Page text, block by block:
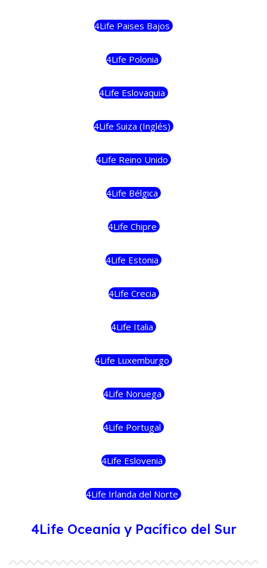
4Life Paises Bajos
4Life Polonia
4Life Eslovaquia
4Life Suiza (Inglés)
4Life Reino Unido
4Life Bélgica
4Life Chipre
4Life Estonia
4Life Crecia
4Life Italia
4Life Luxemburgo
4Life Noruega
4Life Portugal
4Life Eslovenia
4Life Irlanda del Norte
4Life Oceanía y Pacífico del Sur